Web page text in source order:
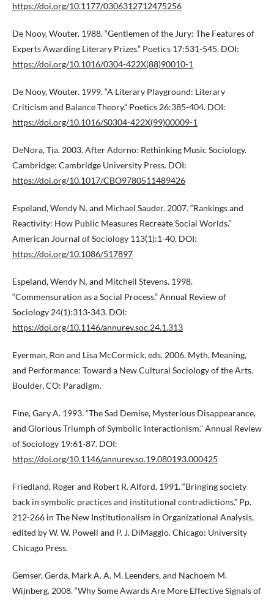
https://doi.org/10.1177/0306312712475256
De Nooy, Wouter. 1988. “Gentlemen of the Jury: The Features of
Experts Awarding Literary Prizes.” Poetics 17:531-545. DOI:
https://doi.org/10.1016/0304-422X(88)90010-1
De Nooy, Wouter. 1999. “A Literary Playground: Literary
Criticism and Balance Theory.” Poetics 26:385-404. DOI:
https://doi.org/10.1016/S0304-422X(99)00009-1
DeNora, Tia. 2003. After Adorno: Rethinking Music Sociology.
Cambridge: Cambridge University Press. DOI:
https://doi.org/10.1017/CBO9780511489426
Espeland, Wendy N. and Michael Sauder. 2007. “Rankings and
Reactivity: How Public Measures Recreate Social Worlds.”
American Journal of Sociology 113(1):1-40. DOI:
https://doi.org/10.1086/517897
Espeland, Wendy N. and Mitchell Stevens. 1998.
“Commensuration as a Social Process.” Annual Review of
Sociology 24(1):313-343. DOI:
https://doi.org/10.1146/annurev.soc.24.1.313
Eyerman, Ron and Lisa McCormick, eds. 2006. Myth, Meaning,
and Performance: Toward a New Cultural Sociology of the Arts.
Boulder, CO: Paradigm.
Fine, Gary A. 1993. “The Sad Demise, Mysterious Disappearance,
and Glorious Triumph of Symbolic Interactionism.” Annual Review
of Sociology 19:61-87. DOI:
https://doi.org/10.1146/annurev.so.19.080193.000425
Friedland, Roger and Robert R. Alford. 1991. “Bringing society
back in symbolic practices and institutional contradictions.” Pp.
212-266 in The New Institutionalism in Organizational Analysis,
edited by W. W. Powell and P. J. DiMaggio. Chicago: University
Chicago Press.
Gemser, Gerda, Mark A. A. M. Leenders, and Nachoem M.
Wijnberg. 2008. “Why Some Awards Are More Effective Signals of